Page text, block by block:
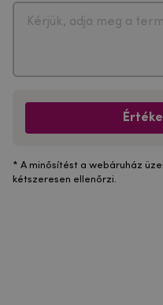
* A minősítést a webáruház
kétszeresen ellenőrzi.